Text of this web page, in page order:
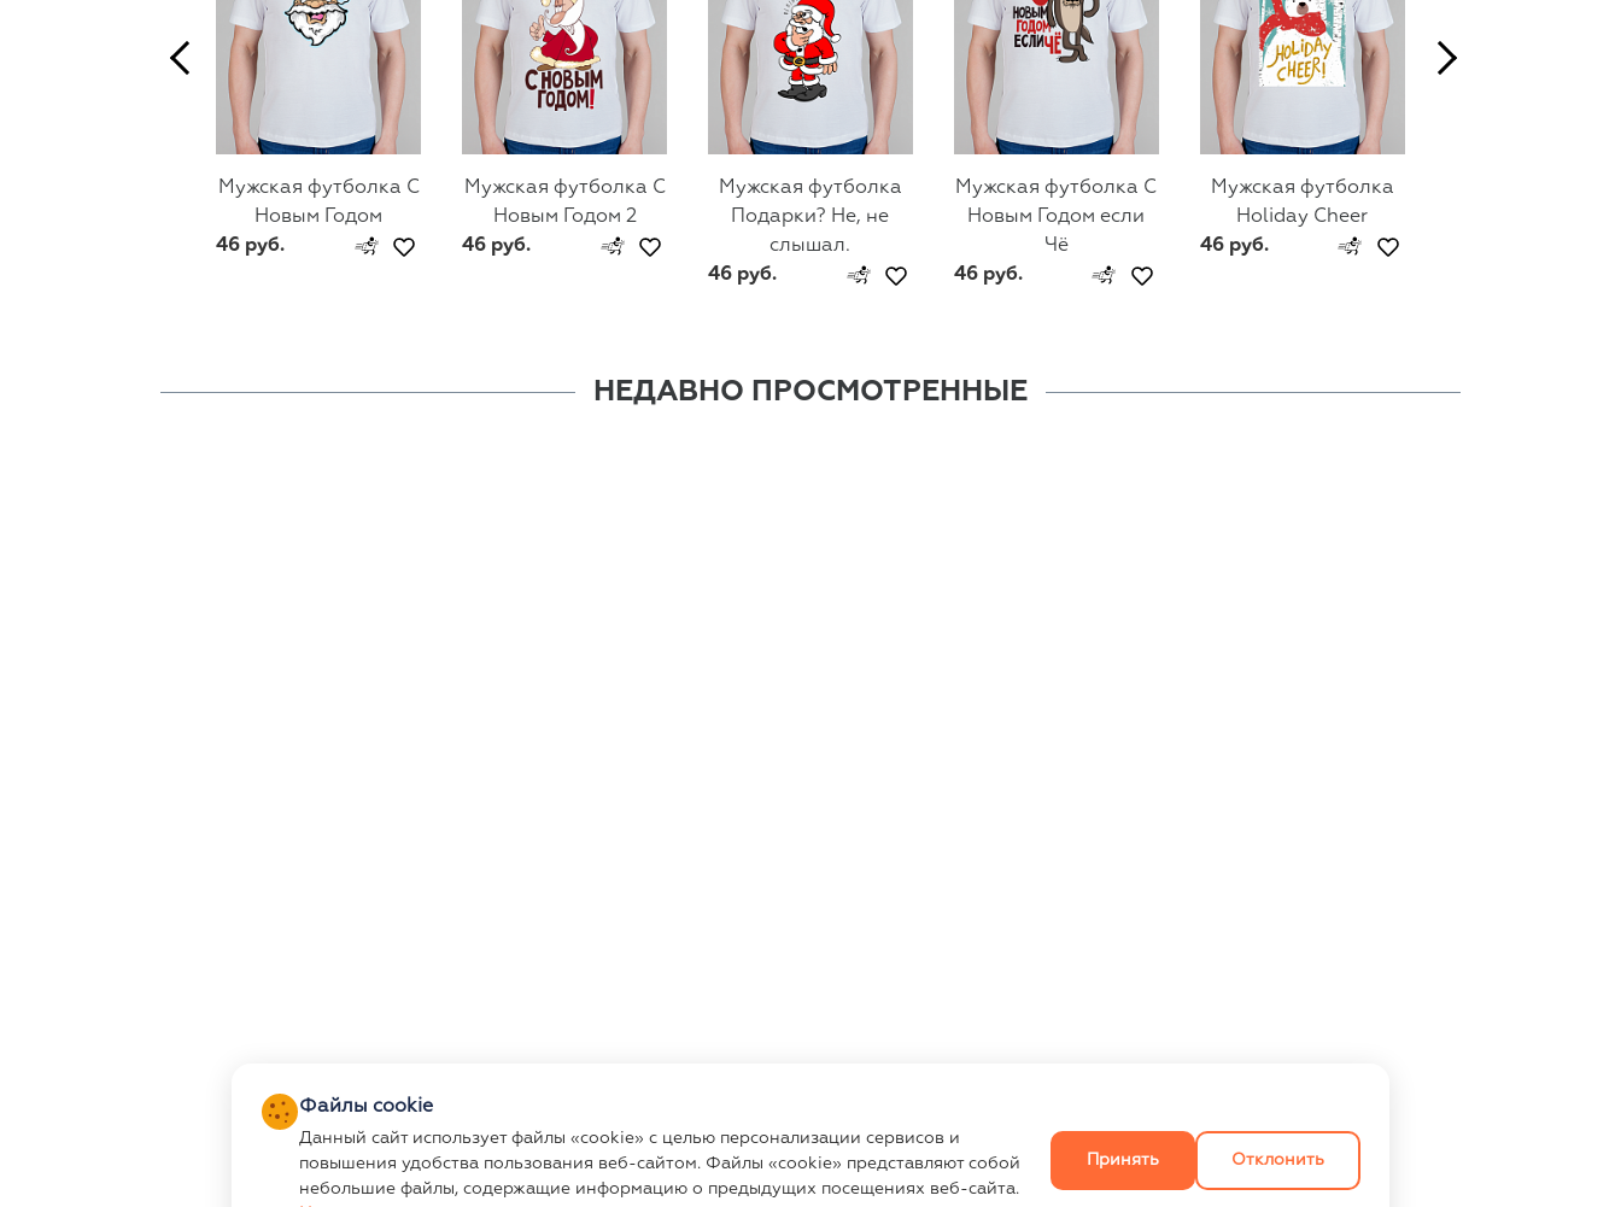
Мужская футболка С
Новым Годом
46 руб.
Мужская футболка С
Новым Годом 2
46 руб.
Мужская футболка
Подарки? Не, не
слышал.
46 руб.
Мужская футболка С
Новым Годом если
Чё
46 руб.
Мужская футболка
Holiday Cheer
46 руб.
НЕДАВНО ПРОСМОТРЕННЫЕ
Файлы cookie
Данный сайт использует файлы «cookie» с целью персонализации сервисов и
повышения удобства пользования веб-сайтом. Файлы «cookie» представляют собой
небольшие файлы, содержащие информацию о предыдущих посещениях веб-сайта.
Принять Отклонить